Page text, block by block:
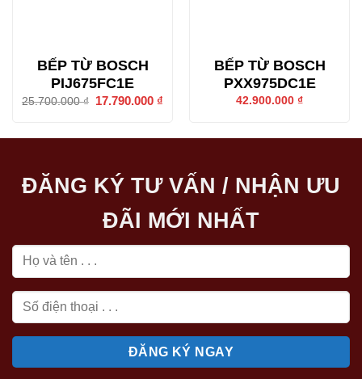
BẾP TỪ BOSCH
PIJ675FC1E
25.700.000₫
Giá
17.790.000 ₫
17.790.000 ₫.
BẾP TỪ BOSCH
PXX975DC1E
42.900.000 ₫
ĐĂNG KÝ TƯ VẤN / NHẬN ƯU
ĐÃI MỚI NHẤT